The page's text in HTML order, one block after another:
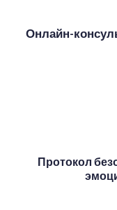
Онлайн-
Протокол